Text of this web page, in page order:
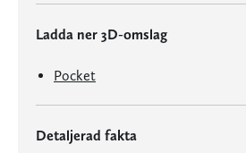
Ladda ner 3D-omslag
Pocket
Detaljerad fakta